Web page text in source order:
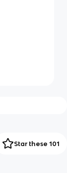
Star these 101